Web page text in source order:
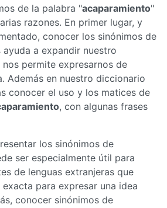
de la palabra "acaparamiento"
razones. En primer lugar, y
conocer los sinónimos de
ayuda a expandir nuestro
permite expresarnos de
Además en nuestro diccionario
conocer el uso y los matices de
, con algunas frases
los sinónimos de
ser especialmente útil para
de lenguas extranjeras que
para expresar una idea
conocer sinónimos de